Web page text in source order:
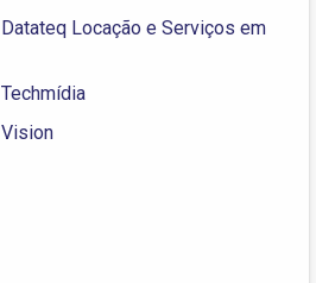
Datateq Locação e Serviços em
Techmídia
Vision